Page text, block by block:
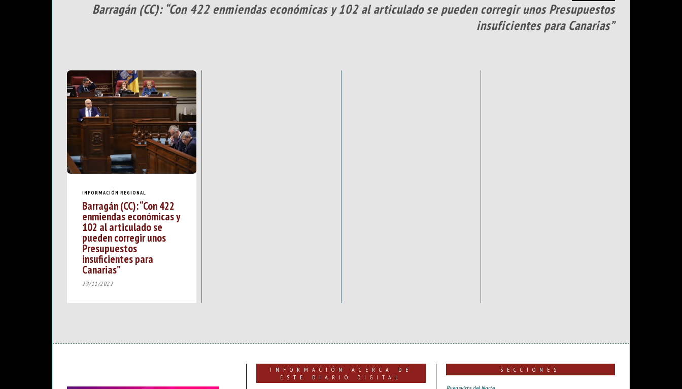
Barragán (CC): “Con 422 enmiendas económicas y 102 al articulado se pueden corregir unos Presupuestos
insuficientes para Canarias”
INFORMACIÓN REGIONAL
Barragán (CC): “Con 422
enmiendas económicas y
102 al articulado se
pueden corregir unos
Presupuestos
insuficientes para
Canarias”
29/11/2022
INFORMACIÓN ACERCA DE
ESTE DIARIO DIGITAL
SECCIONES